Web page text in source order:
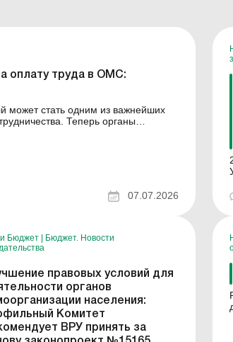
оплату труда в ОМС:
может стать одним из важнейших
Теперь органы
07.07.2026
Бюджет
Бюджет. Новости
правовых условий для
органов
населения:
Комитет
ВРУ принять за